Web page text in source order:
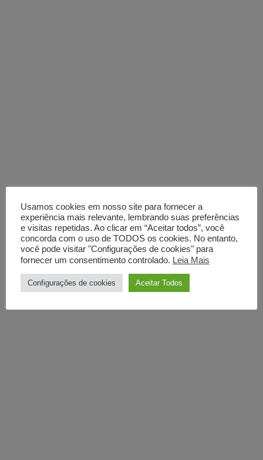
Usamos cookies em nosso site para fornecer a
experiência mais relevante, lembrando suas preferências
e visitas repetidas. Ao clicar em “Aceitar todos”, você
concorda com o uso de TODOS os cookies. No entanto,
você pode visitar "Configurações de cookies" para
fornecer um consentimento controlado. Leia Mais
Configurações de cookies Aceitar Todos